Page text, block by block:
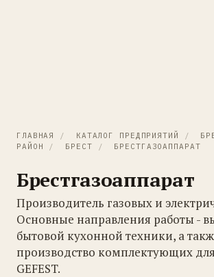
ГЛАВНАЯ / КАТАЛОГ ПРЕДПРИЯТИЙ /
РАЙОН
/ БРЕСТ / БРЕСТГАЗОАППАРАТ
Брестгазоаппарат
Производитель газовых и
Основные направления работы -
бытовой кухонной техники, а
производство комплектующих
GEFEST.